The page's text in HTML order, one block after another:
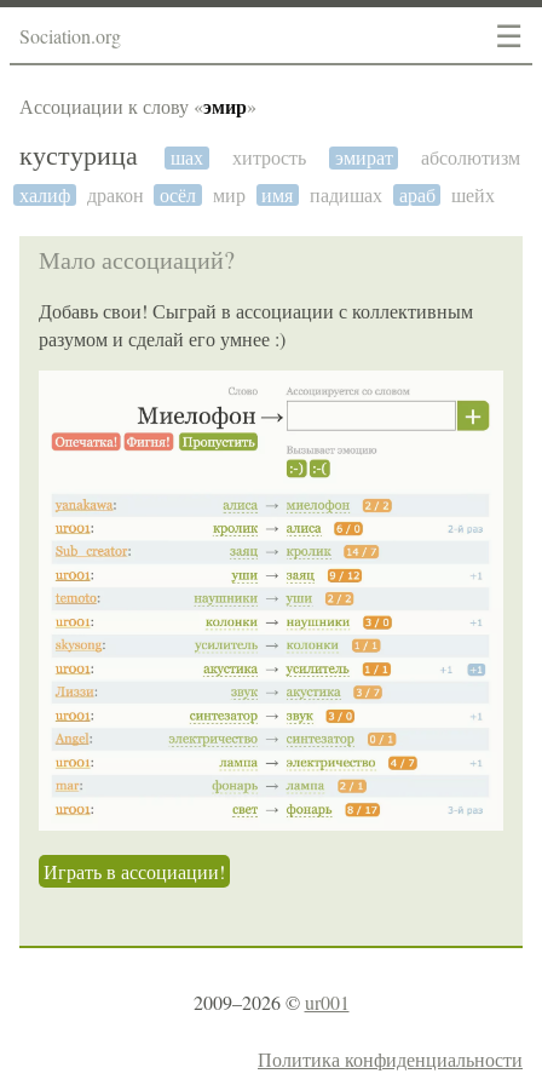
☰
Sociation.org
Ассоциации к слову «эмир»
кустурица шах хитрость эмират
абсолютизм
халиф
дракон осёл мир имя падишах араб шейх
Мало ассоциаций?
Добавь свои! Сыграй в ассоциации с коллективным
разумом и сделай его умнее :)
Играть в ассоциации!
2009–2026 ©ur001
Политика конфиденциальности